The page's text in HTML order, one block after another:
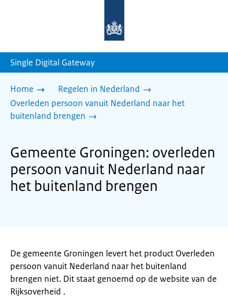
homepage
Single Digital Gateway
Home
Regelen in Nederland
Overleden persoon vanuit Nederland naar het
buitenland brengen
Gemeente Groningen: overleden
persoon vanuit Nederland naar
het buitenland brengen
De gemeente Groningen levert het product Overleden
persoon vanuit Nederland naar het buitenland
brengen niet. Dit staat genoemd op de website van de
Rijksoverheid .